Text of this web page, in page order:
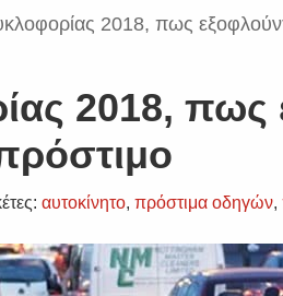
2018, πως
2018, πως
αυτοκίνητο,πρόστιμα οδηγών,